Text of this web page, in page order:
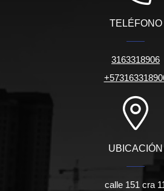
TELÉFONO
3163318906
UBICACIÓN
calle 151 cra